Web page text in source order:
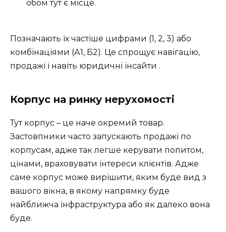
обом тут є місце.
Позначають їх частіше цифрами (1, 2, 3) або
комбінаціями (А1, Б2). Це спрощує навігацію,
продажі і навіть юридичні інсайти ️.
Корпус на ринку нерухомості
Тут корпус – це наче окремий товар.
Застовпники часто запускають продажі по
корпусам, адже так легше керувати попитом,
цінами, враховувати інтереси клієнтів. Адже
саме корпус може вирішити, яким буде вид з
вашого вікна, в якому напрямку буде
найближча інфраструктура або як далеко вона
буде.